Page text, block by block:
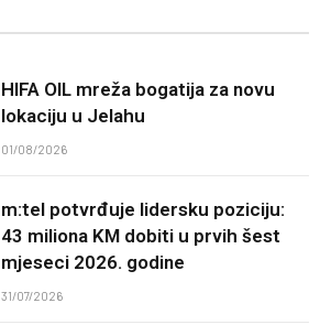
HIFA OIL mreža bogatija za novu
lokaciju u Jelahu
01/08/2026
m:tel potvrđuje lidersku poziciju:
43 miliona KM dobiti u prvih šest
mjeseci 2026. godine
31/07/2026